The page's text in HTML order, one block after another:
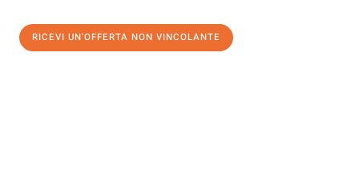
RICEVI UN'OFFERTA NON VINCOLANTE